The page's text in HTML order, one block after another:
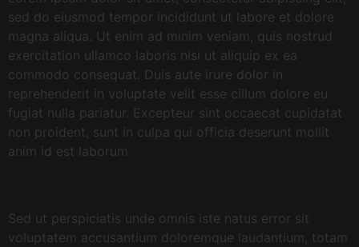
sed do eiusmod tempor incididunt ut labore et dolore
magna aliqua. Ut enim ad minim veniam, quis nostrud
exercitation ullamco laboris nisi ut aliquip ex ea
commodo consequat. Duis aute irure dolor in
reprehenderit in voluptate velit esse cillum dolore eu
fugiat nulla pariatur. Excepteur sint occaecat cupidatat
non proident, sunt in culpa qui officia deserunt mollit
anim id est laborum
Sed ut perspiciatis unde omnis iste natus error sit
voluptatem accusantium doloremque laudantium, totam